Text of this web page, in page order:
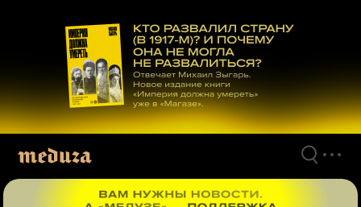
материалам